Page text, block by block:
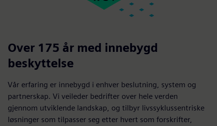
Over 175 år med innebygd
beskyttelse
Vår erfaring er innebygd i enhver beslutning, system og
partnerskap. Vi veileder bedrifter over hele verden
gjennom utviklende landskap, og tilbyr livssyklussentriske
løsninger som tilpasser seg etter hvert som forskrifter,